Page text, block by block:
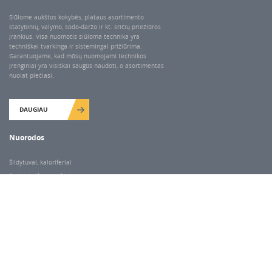
Siūlome aukštos kokybės, plataus asortimento
statybinių, valymo, sodo-daržo ir kt. sričių priežiūros
įrankius. Visa nuomotis siūloma technika yra
techniškai tvarkinga ir sistemingai prižiūrima.
Garantuojame, kad mūsų nuomojami technikos
įrenginiai yra visiškai saugūs naudoti, o asortimentas
nuolat plečiasi.
DAUGIAU
Nuorodos
Šildytuvai, kaloriferiai
Santechnikos įrankiai